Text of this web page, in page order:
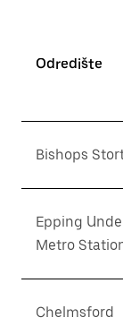
Odredište
Bishops
Epping
Metro
Chelmsford